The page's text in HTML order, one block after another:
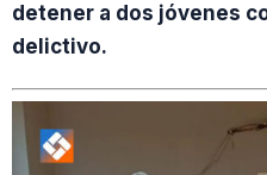
detener a dos jóvenes
delictivo.